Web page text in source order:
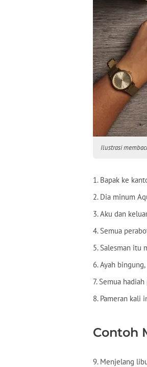
Ilustrasi
1. Bapak ke
2. Dia minum
3. Aku dan
4. Semua
5. Salesman itu
6. Ayah
7. Semua
8. Pameran kali
Contoh
9. Menjelang